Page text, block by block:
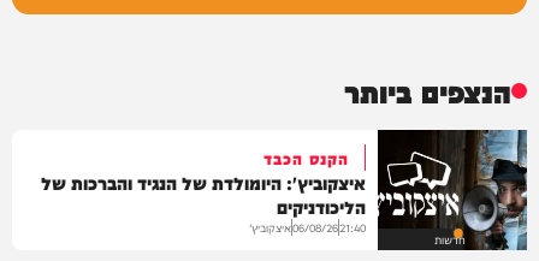
הנצפים ביותר
חדשות
הקנס הכבד
איצקוביץ': היומולדת של הנגיד והברכות של
הליכודניקים
21:40
06/08/26איצקוביץ'